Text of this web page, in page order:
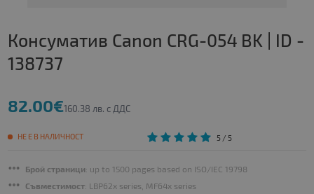
Консуматив Canon CRG-054 BK | ID -
138737
82.00€160.38 лв. с ДДС
НЕ Е В НАЛИЧНОСТ 5 / 5
Брой страници: up to 1500 pages based on ISO/IEC 19798
Съвместимост: LBP62x series, MF64x series